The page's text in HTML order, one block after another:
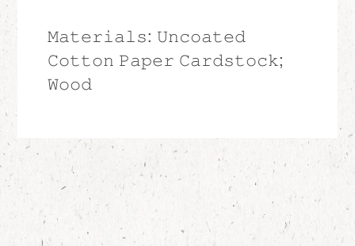
𝙼𝚊𝚝𝚎𝚛𝚒𝚊𝚕𝚜: 𝚄𝚗𝚌𝚘𝚊𝚝𝚎𝚍
𝙲𝚘𝚝𝚝𝚘𝚗 𝙿𝚊𝚙𝚎𝚛 𝙲𝚊𝚛𝚍𝚜𝚝𝚘𝚌𝚔;
𝚆𝚘𝚘𝚍